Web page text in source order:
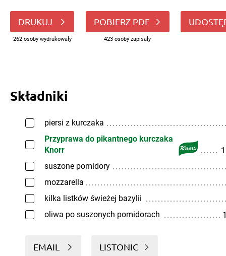
DRUKUJ
262 osoby wydrukowały
POBIERZ PDF
423 osoby zapisały
Składniki
piersi z kurczaka
Przyprawa do pikantnego kurczaka
Knorr
suszone pomidory
mozzarella
kilka listków świeżej bazylii
oliwa po suszonych pomidorach
EMAIL LISTONIC